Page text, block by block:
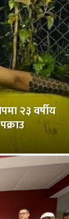
२३ वर्षीय